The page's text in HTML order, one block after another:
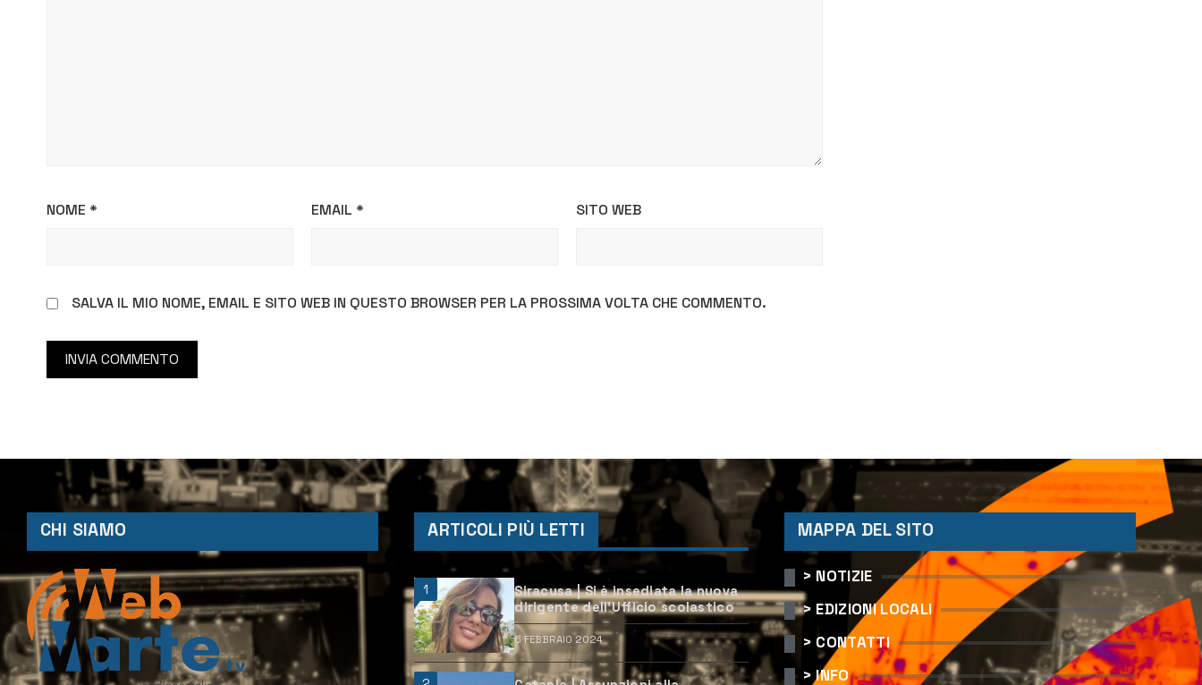
NOME * EMAIL * SITO WEB
SALVA IL MIO NOME, EMAIL E SITO WEB IN QUESTO BROWSER PER LA PROSSIMA VOLTA CHE COMMENTO.
CHI SIAMO ARTICOLI PIÙ LETTI
1
Siracusa | Si è insediata la nuova
dirigente dell’Ufficio scolastico
6 FEBBRAIO 2024
MAPPA DEL SITO
> NOTIZIE
> EDIZIONI LOCALI
> CONTATTI
> INFO